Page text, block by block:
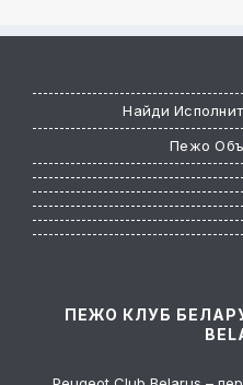
Найди
Пежо
ПЕЖО КЛУБ